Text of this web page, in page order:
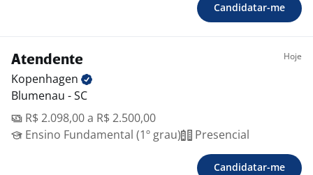
Candidatar-me
Atendente Hoje
Kopenhagen
Blumenau - SC
R$ 2.098,00 a R$ 2.500,00
Ensino Fundamental (1º grau)
Presencial
Candidatar-me